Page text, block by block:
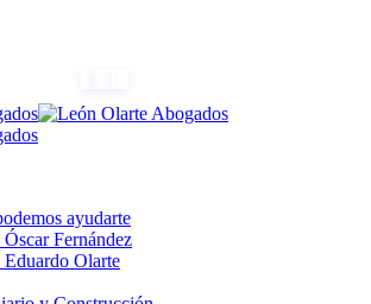
ayudarte
Fernández
Eduardo Olarte